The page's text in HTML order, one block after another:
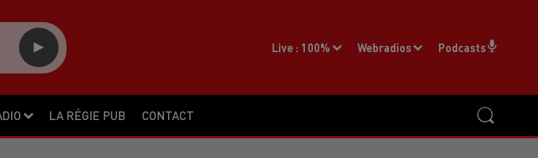
LA RÉGIE PUB CONTACT
Live : 100% Webradios Podcasts